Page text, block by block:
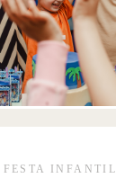
FESTA INFANTIL